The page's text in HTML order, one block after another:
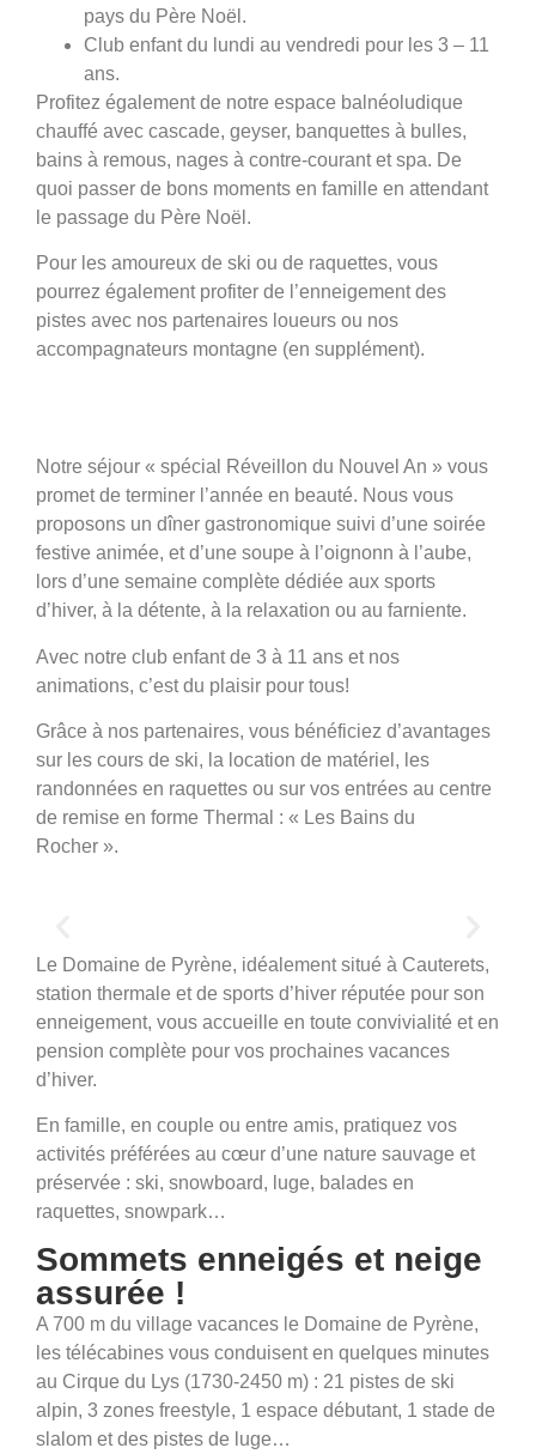
pays du Père Noël.
Club enfant du lundi au vendredi pour les 3 – 11
ans.
Profitez également de notre espace balnéoludique
chauffé avec cascade, geyser, banquettes à bulles,
bains à remous, nages à contre-courant et spa. De
quoi passer de bons moments en famille en attendant
le passage du Père Noël.
Pour les amoureux de ski ou de raquettes, vous
pourrez également profiter de l’enneigement des
pistes avec nos partenaires loueurs ou nos
accompagnateurs montagne (en supplément).
Passez le cap de la nouvelle
année à la montagne
Notre séjour « spécial Réveillon du Nouvel An » vous
promet de terminer l’année en beauté. Nous vous
proposons un dîner gastronomique suivi d’une soirée
festive animée, et d’une soupe à l’oignonn à l’aube,
lors d’une semaine complète dédiée aux sports
d’hiver, à la détente, à la relaxation ou au farniente.
Avec notre club enfant de 3 à 11 ans et nos
animations, c’est du plaisir pour tous!
Grâce à nos partenaires, vous bénéficiez d’avantages
sur les cours de ski, la location de matériel, les
randonnées en raquettes ou sur vos entrées au centre
de remise en forme Thermal : « Les Bains du
Rocher ».
Vos vacances d'hiver dans
les Pyrénées
Le Domaine de Pyrène, idéalement situé à Cauterets,
station thermale et de sports d’hiver réputée pour son
enneigement, vous accueille en toute convivialité et en
pension complète pour vos prochaines vacances
d’hiver.
En famille, en couple ou entre amis, pratiquez vos
activités préférées au cœur d’une nature sauvage et
préservée : ski, snowboard, luge, balades en
raquettes, snowpark…
Sommets enneigés et neige
assurée !
A 700 m du village vacances le Domaine de Pyrène,
les télécabines vous conduisent en quelques minutes
au Cirque du Lys (1730-2450 m) : 21 pistes de ski
alpin, 3 zones freestyle, 1 espace débutant, 1 stade de
slalom et des pistes de luge…